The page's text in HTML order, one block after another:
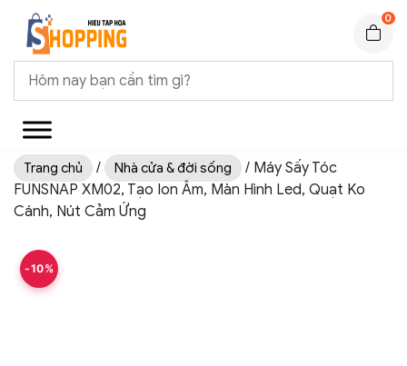
0
Trang chủ / Nhà cửa & đời sống
/ Máy Sấy Tóc
FUNSNAP XM02, Tạo Ion Âm, Màn Hình Led, Quạt Ko
Cánh, Nút Cảm Ứng
-10%